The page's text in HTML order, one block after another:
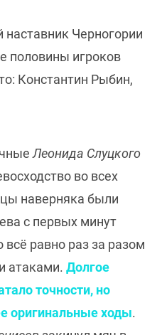
Черногории
половины игроков
Константин Рыбин,
Леонида Слуцкого
во всех
наверняка были
с первых минут
всё равно раз за разом
атаками. Долгое
точности, но
оригинальные ходы.